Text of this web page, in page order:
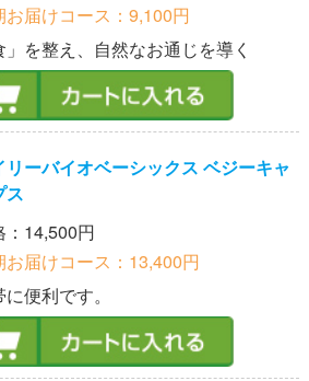
お届けコース：9,100円
」を整え、自然なお通じを導く
リーバイオベーシックス ベジーキャ
ス
：14,500円
お届けコース：13,400円
便利です。